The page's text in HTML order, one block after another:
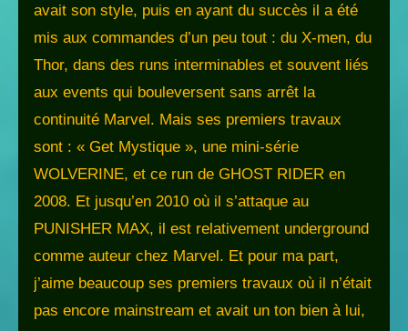
avait son style, puis en ayant du succès il a été
mis aux commandes d’un peu tout : du X-men, du
Thor, dans des runs interminables et souvent liés
aux events qui bouleversent sans arrêt la
continuité Marvel. Mais ses premiers travaux
sont : « Get Mystique », une mini-série
WOLVERINE, et ce run de GHOST RIDER en
2008. Et jusqu’en 2010 où il s’attaque au
PUNISHER MAX, il est relativement underground
comme auteur chez Marvel. Et pour ma part,
j’aime beaucoup ses premiers travaux où il n’était
pas encore mainstream et avait un ton bien à lui,